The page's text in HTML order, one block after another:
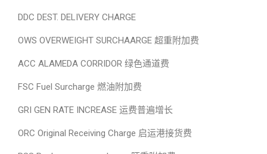
DDC DEST. DELIVERY CHARGE
OWS OVERWEIGHT SURCHAARGE 超重附加费
ACC ALAMEDA CORRIDOR 绿色通道费
FSC Fuel Surcharge 燃油附加费
GRI GEN RATE INCREASE 运费普遍增长
ORC Original Receiving Charge 启运港接货费